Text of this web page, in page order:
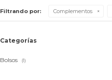
Filtrando por: Complementos
Categorías
Bolsos (1)